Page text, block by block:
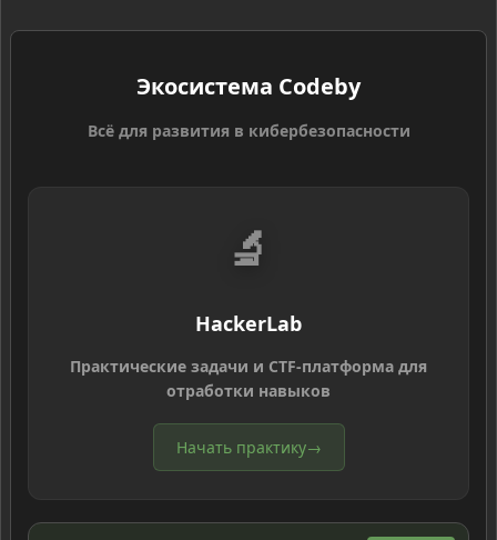
Экосистема Codeby
Всё для развития в кибербезопасности
🔬
HackerLab
Практические задачи и CTF-платформа для
отработки навыков
Начать практику→